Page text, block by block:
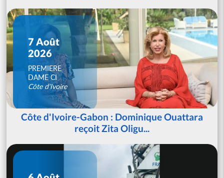
7 Août
2026
PREMIERE
DAME CI
Côte d'Ivoire
Côte d'Ivoire-Gabon : Dominique Ouattara
reçoit Zita Oligu...